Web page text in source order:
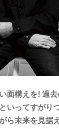
面構えを! 過
いってすがり
ら未来を見据